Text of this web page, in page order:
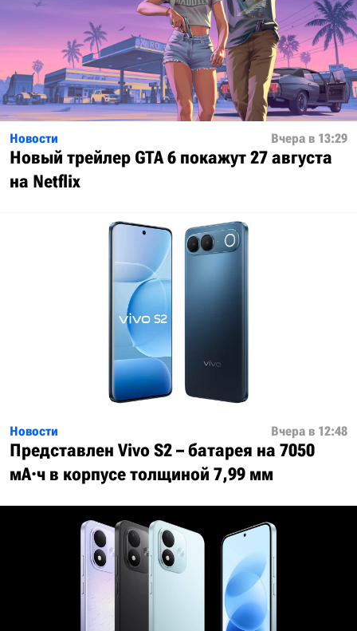
Новости Вчера в 13:29
Новый трейлер GTA 6 покажут 27 августа
на Netflix
Новости Вчера в 12:48
Представлен Vivo S2 – батарея на 7050
мА·ч в корпусе толщиной 7,99 мм